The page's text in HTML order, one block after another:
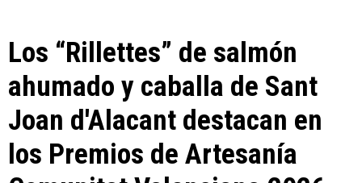
Los “Rillettes” de salmón
ahumado y caballa de Sant
Joan d'Alacant destacan en
los Premios de Artesanía